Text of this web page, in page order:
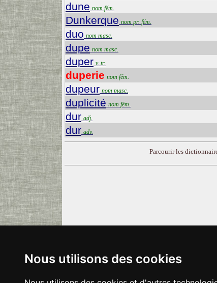
Nous utilisons des cookies
dune nom fém.
Dunkerque nom pr. fém.
duo nom masc.
dupe nom masc.
duper v. tr.
duperie nom fém.
dupeur nom masc.
duplicité nom fém.
dur adj.
dur adv.
Parcourir les